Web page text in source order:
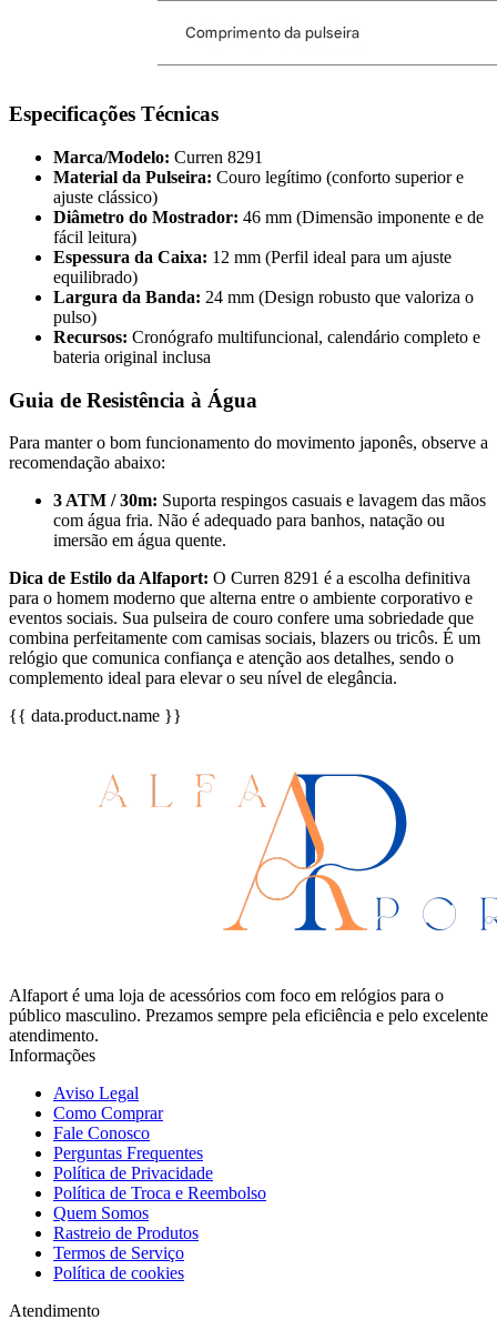
Especificações Técnicas
Marca/Modelo: Curren 8291
Material da Pulseira: Couro legítimo (conforto superior e
ajuste clássico)
Diâmetro do Mostrador: 46 mm (Dimensão imponente e de
fácil leitura)
Espessura da Caixa: 12 mm (Perfil ideal para um ajuste
equilibrado)
Largura da Banda: 24 mm (Design robusto que valoriza o
pulso)
Recursos: Cronógrafo multifuncional, calendário completo e
bateria original inclusa
Guia de Resistência à Água
Para manter o bom funcionamento do movimento japonês, observe a
recomendação abaixo:
3 ATM / 30m: Suporta respingos casuais e lavagem das mãos
com água fria. Não é adequado para banhos, natação ou
imersão em água quente.
Dica de Estilo da Alfaport: O Curren 8291 é a escolha definitiva
para o homem moderno que alterna entre o ambiente corporativo e
eventos sociais. Sua pulseira de couro confere uma sobriedade que
combina perfeitamente com camisas sociais, blazers ou tricôs. É um
relógio que comunica confiança e atenção aos detalhes, sendo o
complemento ideal para elevar o seu nível de elegância.
{{ data.product.name }}
Alfaport é uma loja de acessórios com foco em relógios para o
público masculino. Prezamos sempre pela eficiência e pelo excelente
atendimento.
Informações
Aviso Legal
Como Comprar
Fale Conosco
Perguntas Frequentes
Política de Privacidade
Política de Troca e Reembolso
Quem Somos
Rastreio de Produtos
Termos de Serviço
Política de cookies
Atendimento